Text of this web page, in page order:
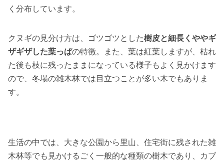
く分布しています。
クヌギの見分け方は、ゴツゴツとした樹皮と細長くややギ
ザギザした葉っぱの特徴。また、葉は紅葉しますが、枯れ
た後も枝に残ったままになっている様子もよく見かけます
ので、冬場の雑木林では目立つことが多い木でもありま
す。
生活の中では、大きな公園から里山、住宅街に残された雑
木林等でも見かけるごく一般的な種類の樹木であり、カブ